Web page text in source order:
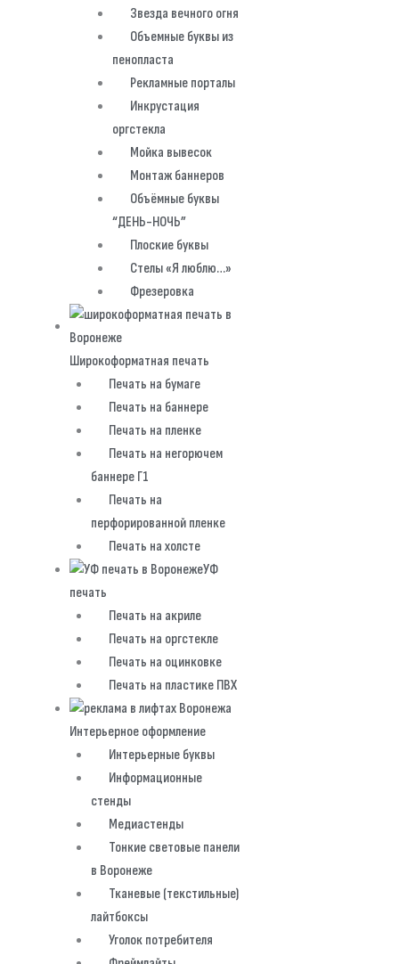
Звезда вечного огня
Объемные буквы из
пенопласта
Рекламные порталы
Инкрустация
оргстекла
Мойка вывесок
Монтаж баннеров
Объёмные буквы
“ДЕНЬ-НОЧЬ”
Плоские буквы
Стелы «Я люблю…»
Фрезеровка
Широкоформатная печать
Печать на бумаге
Печать на баннере
Печать на пленке
Печать на негорючем
баннере Г1
Печать на
перфорированной пленке
Печать на холсте
УФ
печать
Печать на акриле
Печать на оргстекле
Печать на оцинковке
Печать на пластике ПВХ
Интерьерное оформление
Интерьерные буквы
Информационные
стенды
Медиастенды
Тонкие световые панели
в Воронеже
Тканевые (текстильные)
лайтбоксы
Уголок потребителя